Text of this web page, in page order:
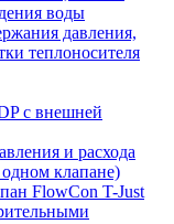
воды
давления,
теплоносителя
с внешней
и расхода
клапане)
FlowСon T-Just